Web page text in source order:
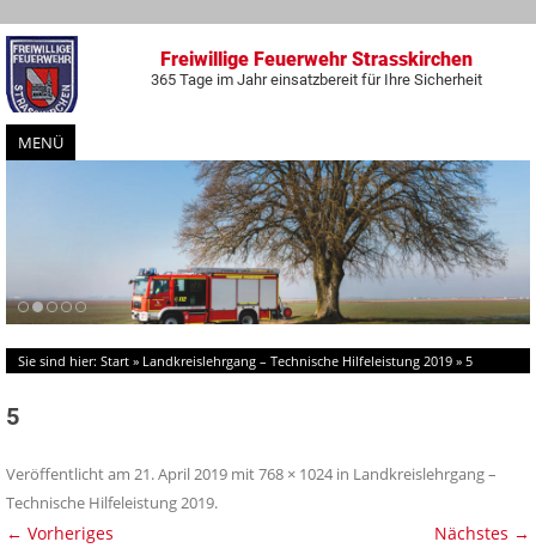
Freiwillige Feuerwehr Strasskirchen
365 Tage im Jahr einsatzbereit für Ihre Sicherheit
MENÜ
Zum
Inhalt
springen
Sie sind hier: Start » Landkreislehrgang – Technische Hilfeleistung 2019 » 5
5
Veröffentlicht am 21. April 2019 mit768 × 1024 in Landkreislehrgang –
Technische Hilfeleistung 2019.
← Vorheriges Nächstes →